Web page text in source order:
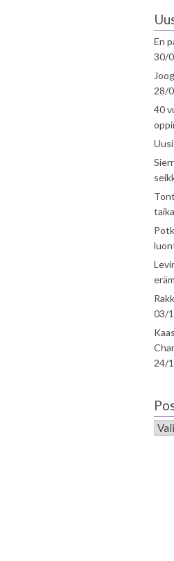
En
30/
28/
40
03/
24/